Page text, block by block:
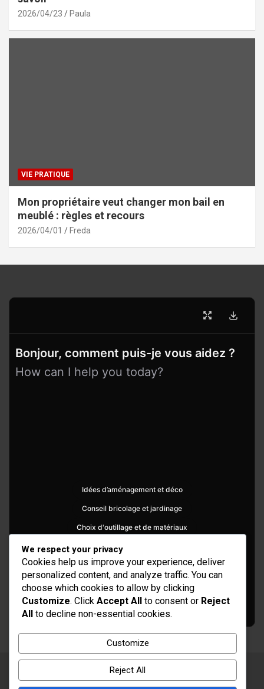
2026/04/23 Paula
VIE PRATIQUE
Mon propriétaire veut changer mon bail en
meublé : règles et recours
2026/04/01 Freda
Bonjour, comment puis-je vous aidez ?
How can I help you today?
Idées d’aménagement et déco
Conseil bricolage et jardinage
Choix d'outillage et de matériaux
Copyright © 2026Rénovation et Décoration
We respect your privacy
Cookies help us improve your experience, deliver
personalized content, and analyze traffic. You can
choose which cookies to allow by clicking
Customize. Click Accept All to consent or Reject
All to decline non-essential cookies.
Customize
Reject All